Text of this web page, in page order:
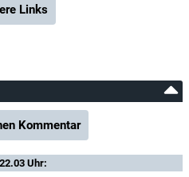
Links
Kommentar
Uhr: